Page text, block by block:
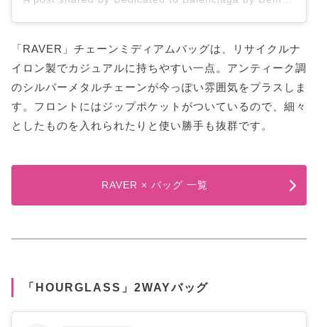
「RAVER」チェーンミディアムバッグは、リサイクルナ
イロン製でカジュアルに持ちやすい一点。アンティーク調
のシルバーメタルチェーンが今っぽい雰囲気をプラスしま
す。フロントにはジップポケットがついているので、細々
としたものを入れられたりと使い勝手も抜群です。
RAVER × バッグ 一覧
「HOURGLASS」2WAYバッグ